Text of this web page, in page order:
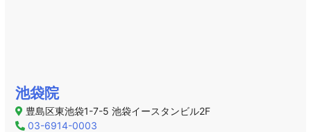
池袋院
豊島区東池袋1-7-5 池袋イースタンビル2F
03-6914-0003